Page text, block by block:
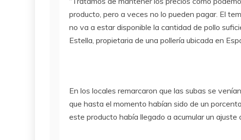
producto, pero a veces no lo pueden pagar. El
no va a estar disponible la cantidad de pollo
Estella, propietaria de una pollería ubicada en
En los locales remarcaron que las subas se
que hasta el momento habían sido de un
este producto había llegado a acumular un